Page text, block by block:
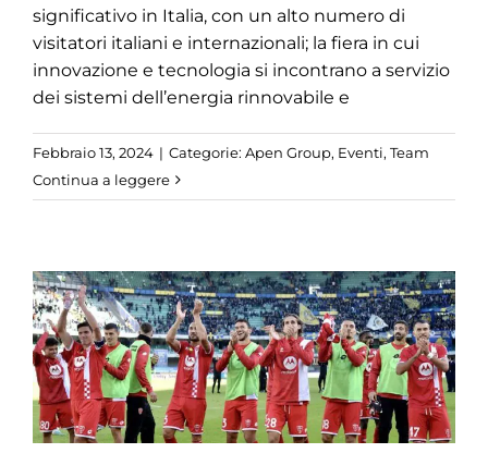
significativo in Italia, con un alto numero di
visitatori italiani e internazionali; la fiera in cui
innovazione e tecnologia si incontrano a servizio
dei sistemi dell’energia rinnovabile e
Febbraio 13, 2024 | Categorie: Apen Group, Eventi, Team
Continua a leggere